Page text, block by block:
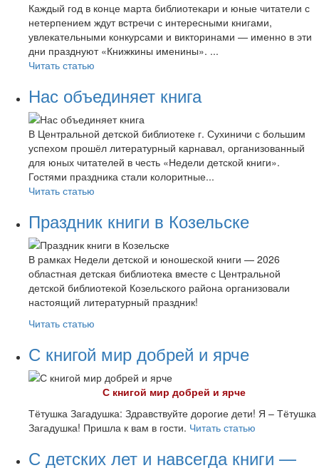
Каждый год в конце марта библиотекари и юные читатели с
нетерпением ждут встречи с интересными книгами,
увлекательными конкурсами и викторинами — именно в эти
дни празднуют «Книжкины именины». ...
Читать статью
Нас объединяет книга
В Центральной детской библиотеке г. Сухиничи с большим
успехом прошёл литературный карнавал, организованный
для юных читателей в честь «Недели детской книги».
Гостями праздника стали колоритные...
Читать статью
Праздник книги в Козельске
В рамках Недели детской и юношеской книги — 2026
областная детская библиотека вместе с Центральной
детской библиотекой Козельского района организовали
настоящий литературный праздник!
Читать статью
С книгой мир добрей и ярче
С книгой мир добрей и ярче
Тётушка Загадушка: Здравствуйте дорогие дети! Я – Тётушка
Загадушка! Пришла к вам в гости. Читать статью
С детских лет и навсегда книги —